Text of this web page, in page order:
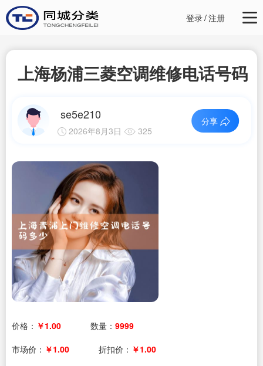
登录/注册
上海杨浦三菱空调维修电话号码
se5e210
2026年8月3日 325
分享
价格： ￥1.00 数量： 9999
市场价： ￥1.00 折扣价： ￥1.00